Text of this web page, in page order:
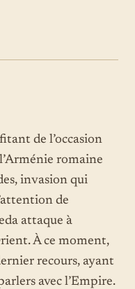
de l’occasion
romaine
invasion qui
de
attaque à
À ce moment,
recours, ayant
avec l’Empire.